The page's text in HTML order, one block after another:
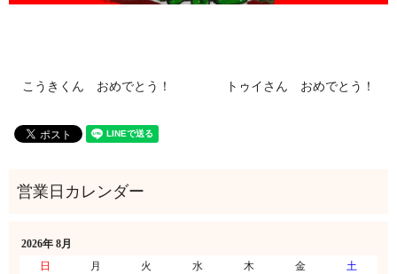
こうきくん おめでとう！ トゥイさん おめでとう！
2026年 8月
日
月 火 水 木 金
土